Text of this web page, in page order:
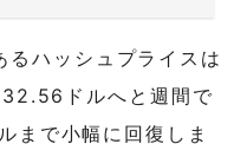
るハッシュプライスは
ドルへと週間で
まで小幅に回復しま